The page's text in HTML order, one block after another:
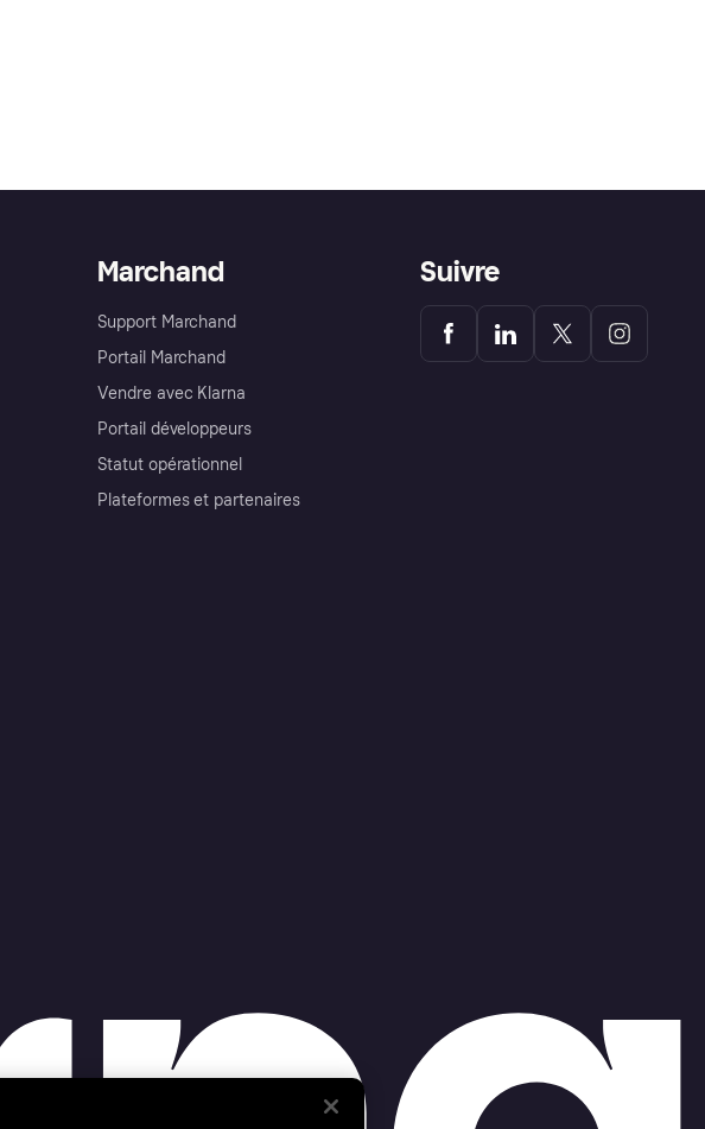
Marchand
Support Marchand
Portail Marchand
Vendre avec Klarna
Portail développeurs
Statut opérationnel
Plateformes et partenaires
Suivre